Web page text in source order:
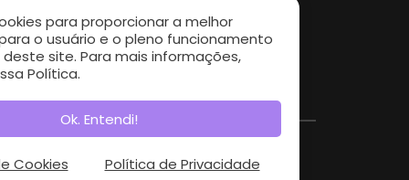
para proporcionar a melhor
o usuário e o pleno funcionamento
site. Para mais informações,
Política.
Ok. Entendi!
Cookies Política de Privacidade